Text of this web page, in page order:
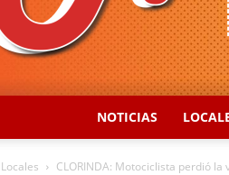
NOTICIAS
Locales CLORINDA: Motociclista perdió la